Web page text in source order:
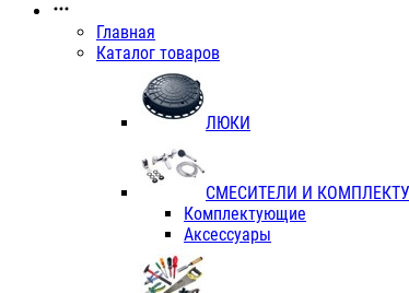
Главная
Каталог товаров
ЛЮКИ
СМЕСИТЕЛИ И
Комплектующие
Аксессуары